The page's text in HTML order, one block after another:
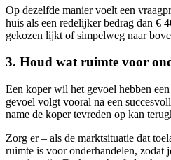
Op dezelfde manier voelt een
huis als een redelijker bedrag dan €
gekozen lijkt of simpelweg naar
3. Houd wat ruimte voor
Een koper wil het gevoel hebben
gevoel volgt vooral na een
name de koper tevreden op kan
Zorg er – als de marktsituatie dat
ruimte is voor onderhandelen, zodat